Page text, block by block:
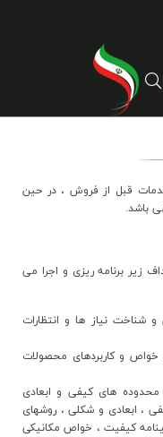
قبل از فروش ، در حين
باشد.
زير برنامه ريزي و اجرا مي
شناخت نياز ها و انتظارات
خواص و کاربردهاي محصولات
محدوده هاي کيفي و ابعادي
، ابعادي و شکلي ، روشهاي
کيفيت ، خواص مکانيکي